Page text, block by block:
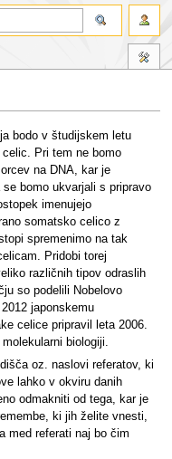
bodo v študijskem letu
celic. Pri tem ne bomo
na DNA, kar je
bomo ukvarjali s pripravo
imenujejo
somatsko celico z
spremenimo na tak
Pridobi torej
različnih tipov odraslih
so podelili Nobelovo
japonskemu
celice pripravil leta 2006.
biologiji.
oz. naslovi referatov, ki
lahko v okviru danih
odmakniti od tega, kar je
ki jih želite vnesti,
med referati naj bo čim